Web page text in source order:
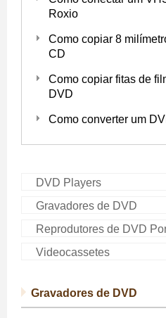
Roxio
Como copiar 8
CD
Como copiar fitas de
DVD
Como converter um
DVD Players
Gravadores de DVD
Reprodutores de DVD
Videocassetes
Gravadores de DVD